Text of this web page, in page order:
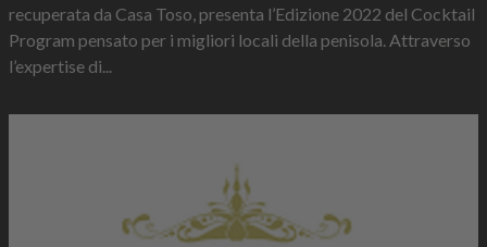
recuperata da Casa Toso, presenta l’Edizione 2022 del Cocktail
Program pensato per i migliori locali della penisola. Attraverso
l’expertise di...